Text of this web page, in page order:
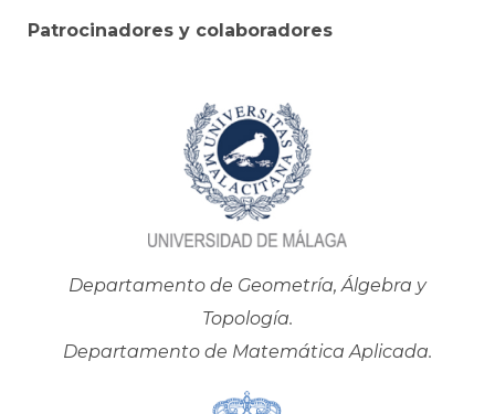
Patrocinadores y colaboradores
Departamento de Geometría, Álgebra y
Topología.
Departamento de Matemática Aplicada.